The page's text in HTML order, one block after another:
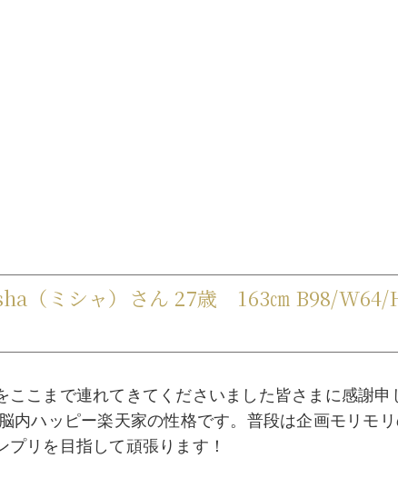
（ミシャ）さん 27歳 163㎝ B98/W64/
こまで連れてきてくださいました皆さまに感謝申
内ハッピー楽天家の性格です。普段は企画モリモ
リを目指して頑張ります！